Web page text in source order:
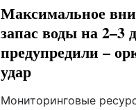
Максимальное
запас воды на
предупредили –
удар
Мониторинговые